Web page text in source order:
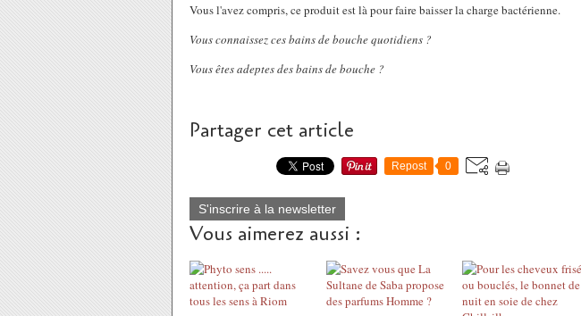
Vous l'avez compris, ce produit est là pour faire baisser la charge bactérienne.
Vous connaissez ces bains de bouche quotidiens ?
Vous êtes adeptes des bains de bouche ?
Partager cet article
Repost 0
S'inscrire à la newsletter
Vous aimerez aussi :